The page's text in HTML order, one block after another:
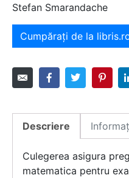
Stefan Smarandache
Cumpărați de la
Descriere
Culegerea asigura
matematica pentru